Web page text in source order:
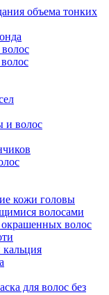
объема тонких
и волос
кожи головы
волосами
волос
для волос без